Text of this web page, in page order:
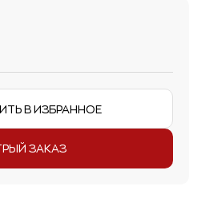
ЗАКАЗ
В ИЗБРАННОЕ